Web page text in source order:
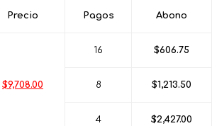
Precio Pagos Abono
$9,708.00
16 $606.75
8 $1,213.50
4 $2,427.00